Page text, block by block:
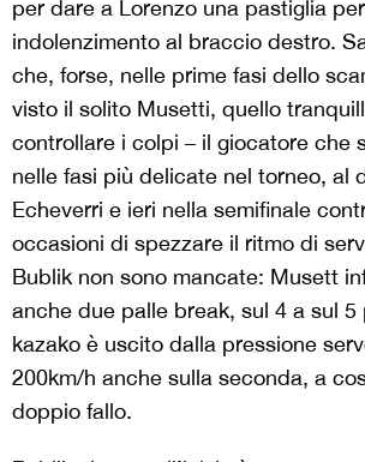
per dare a Lorenzo una pastiglia
indolenzimento al braccio destro.
che, forse, nelle prime fasi dello
visto il solito Musetti, quello
controllare i colpi – il giocatore che
nelle fasi più delicate nel torneo, al
Echeverri e ieri nella semifinale
occasioni di spezzare il ritmo di
Bublik non sono mancate: Musett
anche due palle break, sul 4 a sul 5
kazako è uscito dalla pressione
200km/h anche sulla seconda, a
doppio fallo.